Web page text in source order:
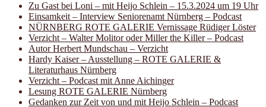
Zu Gast bei Loni – mit Heijo Schlein – 15.3.2024 um 19 Uhr
Einsamkeit – Interview Seniorenamt Nürnberg – Podcast
NÜRNBERG ROTE GALERIE Vernissage Rüdiger Löster
Verzicht – Walter Molitor oder Miller the Killer – Podcast
Autor Herbert Mundschau – Verzicht
Hardy Kaiser – Ausstellung – ROTE GALERIE &
Literaturhaus Nürnberg
Verzicht – Podcast mit Anne Aichinger
Lesung ROTE GALERIE Nürnberg
Gedanken zur Zeit von und mit Heijo Schlein – Podcast